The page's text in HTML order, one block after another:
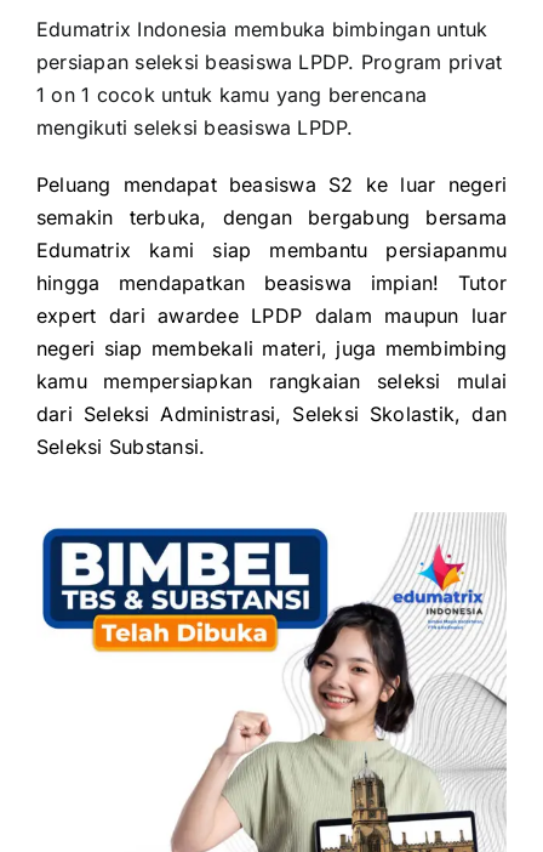
Edumatrix Indonesia membuka bimbingan untuk
persiapan seleksi beasiswa LPDP. Program privat
1 on 1 cocok untuk kamu yang berencana
mengikuti seleksi beasiswa LPDP.
Peluang mendapat beasiswa S2 ke luar negeri
semakin terbuka, dengan bergabung bersama
Edumatrix kami siap membantu persiapanmu
hingga mendapatkan beasiswa impian! Tutor
expert dari awardee LPDP dalam maupun luar
negeri siap membekali materi, juga membimbing
kamu mempersiapkan rangkaian seleksi mulai
dari Seleksi Administrasi, Seleksi Skolastik, dan
Seleksi Substansi.